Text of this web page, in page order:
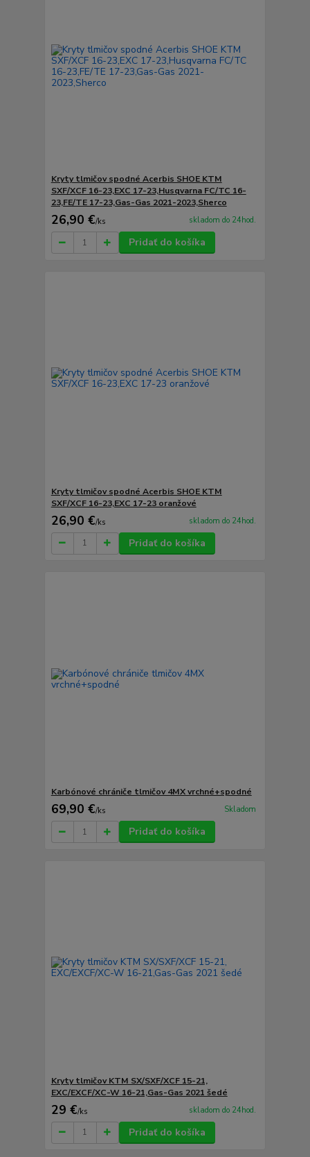
Kryty tlmičov spodné Acerbis SHOE KTM
SXF/XCF 16-23,EXC 17-23,Husqvarna FC/TC 16-
23,FE/TE 17-23,Gas-Gas 2021-2023,Sherco
26,90 €/ks skladom do 24hod.
Pridať do košíka
Kryty tlmičov spodné Acerbis SHOE KTM
SXF/XCF 16-23,EXC 17-23 oranžové
26,90 €/ks skladom do 24hod.
Pridať do košíka
Karbónové chrániče tlmičov 4MX vrchné+spodné
69,90 €/ks Skladom
Pridať do košíka
Kryty tlmičov KTM SX/SXF/XCF 15-21,
EXC/EXCF/XC-W 16-21,Gas-Gas 2021 šedé
29 €/ks skladom do 24hod.
Pridať do košíka